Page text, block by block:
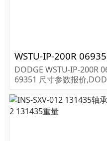
DODGE WSTU-IP-200R
69351 尺寸参数报价